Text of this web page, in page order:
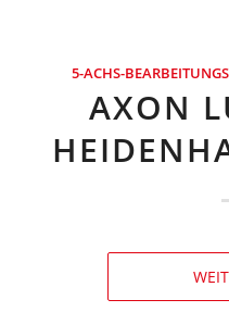
5-ACHS-
AXON